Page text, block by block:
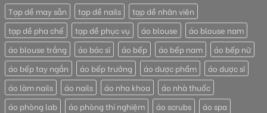
Tạp dề may sẵn
tạp dề nails
tạp dề nhân viên
tạp dề pha chế
tạp dề phục vụ áo blouse
áo blouse nam
áo blouse trắng
áo bác sĩ áo bếp áo bếp nam
áo bếp nữ
áo bếp tay ngắn
áo bếp trưởng áo dược phẩm
áo dược sĩ
áo làm nails
áo nails áo nha khoa
áo nhà thuốc
áo phòng lab
áo phòng thí nghiệm áo scrubs
áo spa